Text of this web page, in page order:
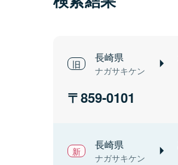
長崎県
ナガサキケン
859-0101
長崎県
ナガサキケン